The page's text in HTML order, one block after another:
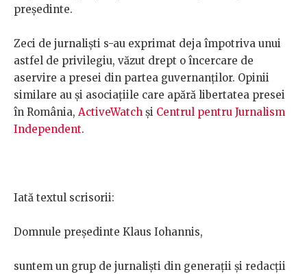
președinte.
Zeci de jurnaliști s-au exprimat deja împotriva unui
astfel de privilegiu, văzut drept o încercare de
aservire a presei din partea guvernanților. Opinii
similare au și asociațiile care apără libertatea presei
în România, ActiveWatch și Centrul pentru Jurnalism
Independent.
Iată textul scrisorii:
Domnule președinte Klaus Iohannis,
suntem un grup de jurnaliști din generații și redacții